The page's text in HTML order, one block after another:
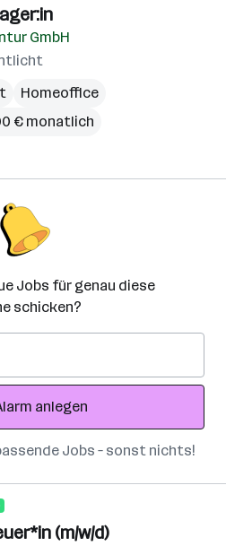
GmbH
Homeoffice
€ monatlich
Jobs für genau diese
schicken?
anlegen
Jobs – sonst nichts!
(m/w/d)